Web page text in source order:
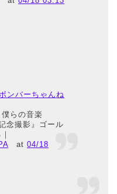
ンバーちゃんね
僕らの音楽
念撮影』ゴール
at04/18